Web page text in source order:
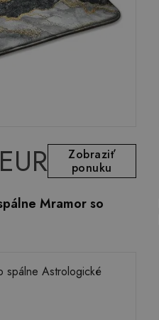
Zobraziť
ponuku
Mramor so